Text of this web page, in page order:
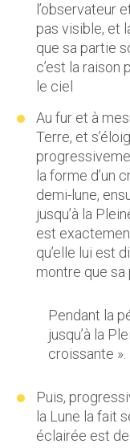
l’observateur
pas visible, et
que sa partie
c’est la raison
le ciel
Au fur et à
Terre, et
la forme d’un
demi-lune,
jusqu’à la
est
qu’elle lui est
montre que
Pendant la
jusqu’à la
croissante ».
Puis,
la Lune la fait
éclairée est